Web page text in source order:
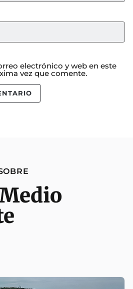
electrónico y web en este
vez que comente.